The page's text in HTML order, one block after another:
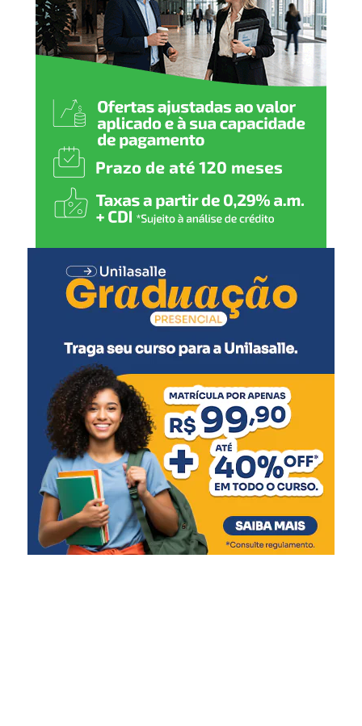
Pentavalente (1ª dose)
Pólio (1ª dose)
Pneumocócica (1ª dose)
Rotavírus (1ª dose)
3 meses
Meningocócica C (1ª dose)
4 meses:
Pentavalente (2ª dose)
Pólio (2ª dose)
Pneumocócica (2ª dose)
5 meses:
Meningocócica C (2ª dose)
6 meses:
Pentavalente (3ª dose)
Pólio (3ª dose)
Influenza
Covid-19 (1ª dose)